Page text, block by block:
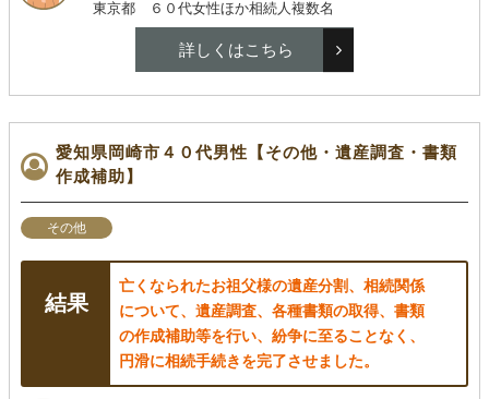
東京都 ６０代女性ほか相続人複数名
詳しくはこちら
愛知県岡崎市４０代男性【その他・遺産調査・書類
作成補助】
その他
亡くなられたお祖父様の遺産分割、相続関係
について、遺産調査、各種書類の取得、書類
の作成補助等を行い、紛争に至ることなく、
円滑に相続手続きを完了させました。